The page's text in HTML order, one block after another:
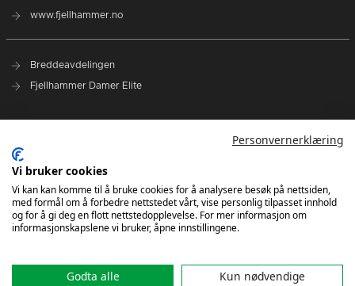
www.fjellhammer.no
Breddeavdelingen
Fjellhammer Damer Elite
NHF Region Øst
Kontakt oss
Personvernerklæring
Vi bruker cookies
Vi kan kan komme til å bruke cookies for å analysere besøk på nettsiden,
med formål om å forbedre nettstedet vårt, vise personlig tilpasset innhold
og for å gi deg en flott nettstedopplevelse. For mer informasjon om
informasjonskapslene vi bruker, åpne innstillingene.
Godta alle Kun nødvendige